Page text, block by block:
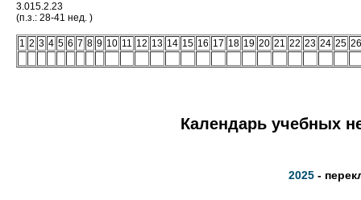
3.015.2.23
(п.з.: 28-41 нед. )
1 2 3 4 5 6 7 8 9 10 11 12 13 14 15 16 17 18 19 20 21 22 23 24 25 26
Календарь учебных
2025 -